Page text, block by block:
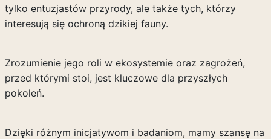
tylko entuzjastów przyrody, ale także tych, którzy
interesują się ochroną dzikiej fauny.
Zrozumienie jego roli w ekosystemie oraz zagrożeń,
przed którymi stoi, jest kluczowe dla przyszłych
pokoleń.
Dzięki różnym inicjatywom i badaniom, mamy szansę na